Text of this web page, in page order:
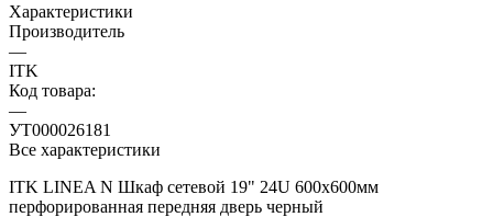
Характеристики
Производитель
—
ITK
Код товара:
—
УТ000026181
Все характеристики
ITK LINEA N Шкаф сетевой 19" 24U 600х600мм
перфорированная передняя дверь черный